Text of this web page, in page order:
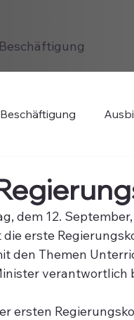
Beschäftigung
dem 12.
erste
den Themen
verantwortlich
ersten